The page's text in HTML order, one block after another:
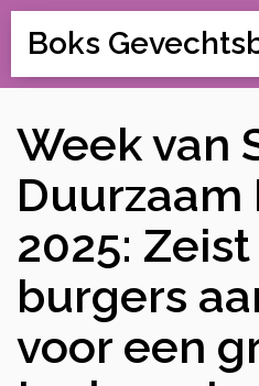
Boks
Week van
Duurzaam
2025:
burgers
voor een